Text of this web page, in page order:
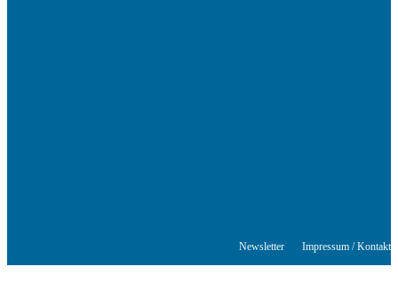
Newsletter
Impressum / Kontakt